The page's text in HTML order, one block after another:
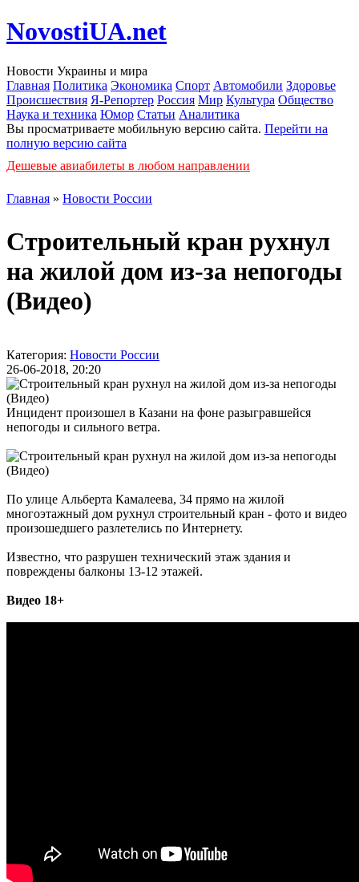
NovostiUA.net
Новости Украины и мира
Главная Политика Экономика Спорт Автомобили Здоровье
Происшествия Я-Репортер Россия Мир Культура Общество
Наука и техника Юмор Статьи Аналитика
Вы просматриваете мобильную версию сайта. Перейти на
полную версию сайта
Дешевые авиабилеты в любом направлении
Главная » Новости России
Строительный кран рухнул
на жилой дом из-за непогоды
(Видео)
Категория: Новости России
26-06-2018, 20:20
Инцидент произошел в Казани на фоне разыгравшейся
непогоды и сильного ветра.
По улице Альберта Камалеева, 34 прямо на жилой
многоэтажный дом рухнул строительный кран - фото и видео
произошедшего разлетелись по Интернету.
Известно, что разрушен технический этаж здания и
повреждены балконы 13-12 этажей.
Видео 18+